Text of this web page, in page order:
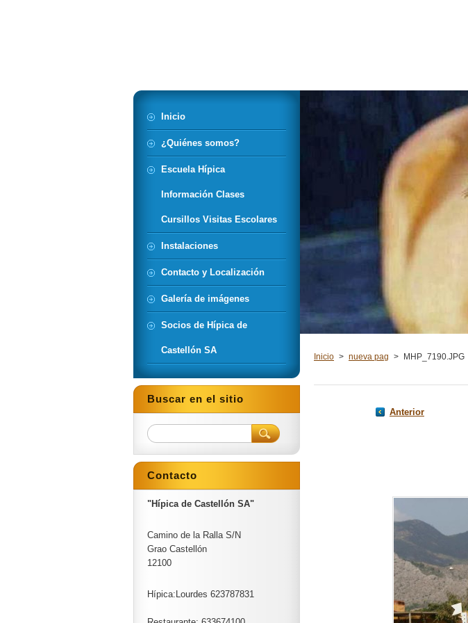
Inicio > nueva pag > MHP_7190.JPG
Anterior
Inicio
¿Quiénes somos?
Escuela Hípica
Información Clases
Cursillos Visitas Escolares
Instalaciones
Contacto y Localización
Galería de imágenes
Socios de Hípica de
Castellón SA
Buscar en el sitio
Contacto
"Hípica de Castellón SA"
Camino de la Ralla S/N
Grao Castellón
12100
Hípica:Lourdes 623787831